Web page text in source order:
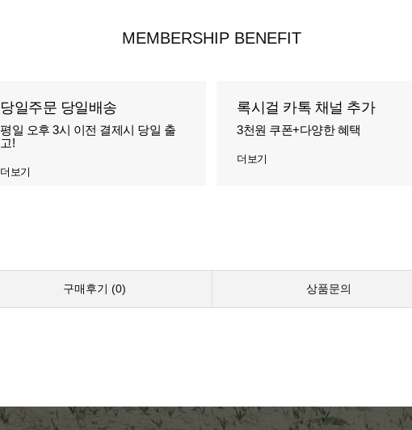
MEMBERSHIP BENEFIT
당일주문 당일배송
평일 오후 3시 이전 결제시 당일 출
고!
더보기
록시걸 카톡 채널 추가
3천원 쿠폰+다양한 혜택
더보기
구매후기 (0) 상품문의